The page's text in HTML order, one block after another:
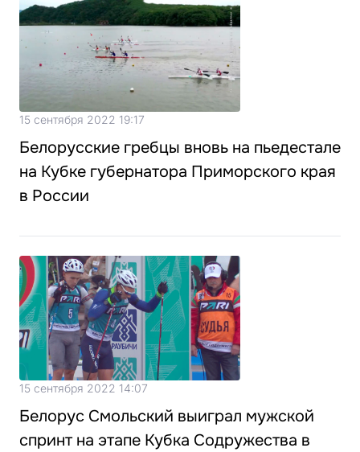
15 сентября 2022 19:17
Белорусские гребцы вновь на пьедестале
на Кубке губернатора Приморского края
в России
15 сентября 2022 14:07
Белорус Смольский выиграл мужской
спринт на этапе Кубка Содружества в